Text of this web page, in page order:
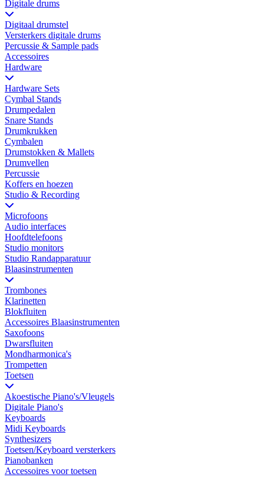
Digitale drums
Digitaal drumstel
Versterkers digitale drums
Percussie & Sample pads
Accessoires
Hardware
Hardware Sets
Cymbal Stands
Drumpedalen
Snare Stands
Drumkrukken
Cymbalen
Drumstokken & Mallets
Drumvellen
Percussie
Koffers en hoezen
Studio & Recording
Microfoons
Audio interfaces
Hoofdtelefoons
Studio monitors
Studio Randapparatuur
Blaasinstrumenten
Trombones
Klarinetten
Blokfluiten
Accessoires Blaasinstrumenten
Saxofoons
Dwarsfluiten
Mondharmonica's
Trompetten
Toetsen
Akoestische Piano's/Vleugels
Digitale Piano's
Keyboards
Midi Keyboards
Synthesizers
Toetsen/Keyboard versterkers
Pianobanken
Accessoires voor toetsen